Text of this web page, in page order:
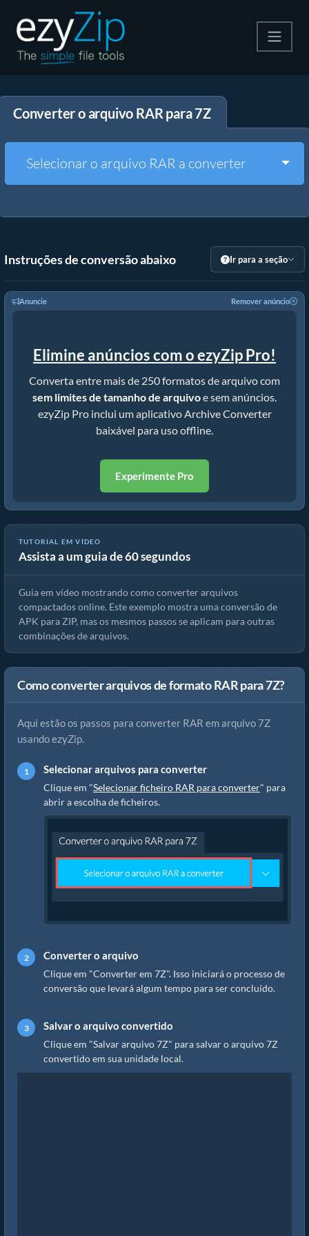
Descompactar
Outras Ferramentas
Converter o arquivo RAR para 7Z
Selecionar o arquivo RAR a converter
Instruções de conversão abaixo Ir para a seção
Anuncie Remover anúncio
Elimine anúncios com o ezyZip Pro!
Converta entre mais de 250 formatos de arquivo com
sem limites de tamanho de arquivoe sem anúncios.
ezyZip Pro inclui um aplicativo Archive Converter
baixável para uso offline.
Experimente Pro
TUTORIAL EM VÍDEO
Assista a um guia de 60 segundos
Como converter arquivos compactados usando ezyZip
Guia em vídeo mostrando como converter arquivos
compactados online. Este exemplo mostra uma conversão de
APK para ZIP, mas os mesmos passos se aplicam para outras
combinações de arquivos.
Como converter arquivos de formato RAR para 7Z?
Aqui estão os passos para converter RAR em arquivo 7Z
usando ezyZip.
Selecionar arquivos para converter
Clique em "Selecionar ficheiro RAR para converter" para
abrir a escolha de ficheiros.
Converter o arquivo
Clique em "Converter em 7Z". Isso iniciará o processo de
conversão que levará algum tempo para ser concluído.
Salvar o arquivo convertido
Clique em "Salvar arquivo 7Z" para salvar o arquivo 7Z
convertido em sua unidade local.